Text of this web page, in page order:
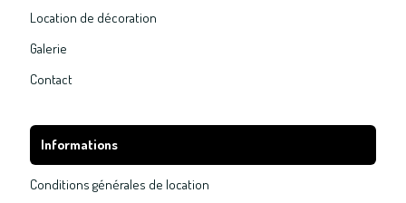
Location de décoration
Galerie
Contact
Informations
Conditions générales de location